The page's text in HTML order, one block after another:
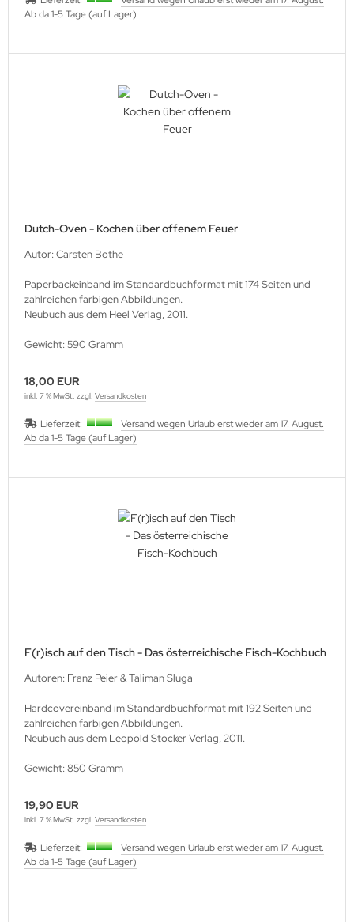
Ab da 1-5 Tage (auf Lager)
Dutch-Oven - Kochen über offenem Feuer
Autor: Carsten Bothe
Paperbackeinband im Standardbuchformat mit 174 Seiten und
zahlreichen farbigen Abbildungen.
Neubuch aus dem Heel Verlag, 2011.
Gewicht: 590 Gramm
18,00 EUR
inkl. 7 % MwSt. zzgl. Versandkosten
Lieferzeit:
Versand wegen Urlaub erst wieder am 17. August.
Ab da 1-5 Tage (auf Lager)
F(r)isch auf den Tisch - Das österreichische Fisch-Kochbuch
Autoren: Franz Peier & Taliman Sluga
Hardcovereinband im Standardbuchformat mit 192 Seiten und
zahlreichen farbigen Abbildungen.
Neubuch aus dem Leopold Stocker Verlag, 2011.
Gewicht: 850 Gramm
19,90 EUR
inkl. 7 % MwSt. zzgl. Versandkosten
Lieferzeit:
Versand wegen Urlaub erst wieder am 17. August.
Ab da 1-5 Tage (auf Lager)